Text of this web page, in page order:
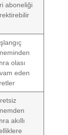
aboneliği
olası
eden
akıllı